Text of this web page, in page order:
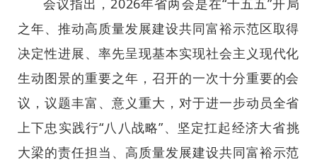
会议指出，2026年省两会是在“十五五”开局
之年、推动高质量发展建设共同富裕示范区取得
决定性进展、率先呈现基本实现社会主义现代化
生动图景的重要之年，召开的一次十分重要的会
议，议题丰富、意义重大，对于进一步动员全省
上下忠实践行“八八战略”、坚定扛起经济大省挑
大梁的责任担当、高质量发展建设共同富裕示范